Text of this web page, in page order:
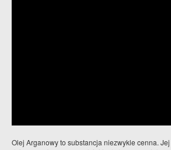
Olej Arganowy to substancja niezwykle cenna.